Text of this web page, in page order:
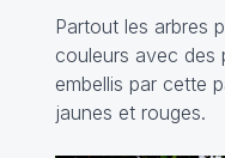
Partout les arbres
couleurs avec des
embellis par cette
jaunes et rouges.